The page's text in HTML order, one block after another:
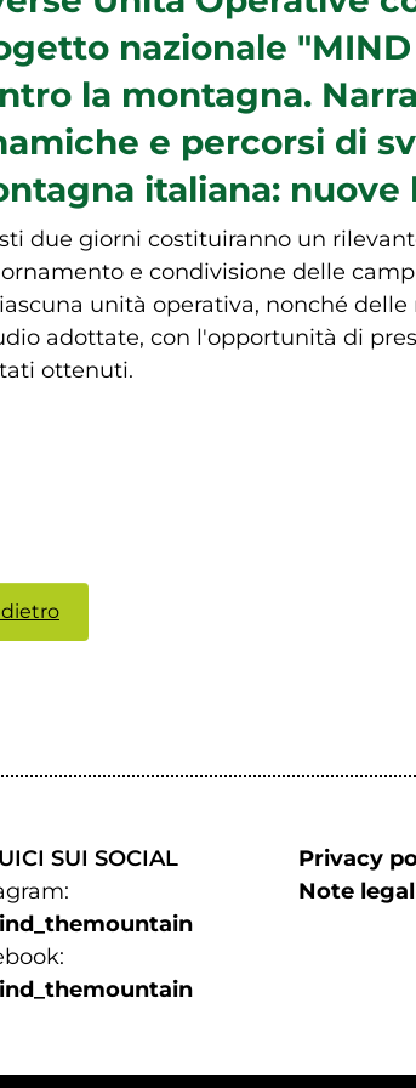
nazionale
la montagna.
e percorsi di
italiana: nuove
due giorni costituiranno un
e condivisione delle
unità operativa, nonché
adottate, con l'opportunità di
ottenuti.
SUI SOCIAL
Privacy
Note